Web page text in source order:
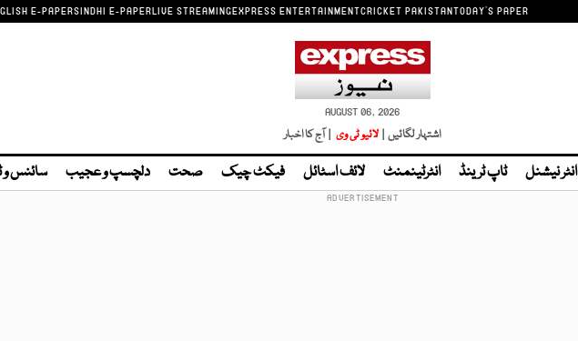
E-PAPERSINDHI E-PAPERLIVE STREAMINGEXPRESS ENTERTAINMENTCRICKET PAKISTANTODAY'S PAPER
AUGUST 06, 2026
اشتہار لگائیں | لائیو ٹی وی | آج کا اخبار
انٹر نیشنل ٹاپ ٹرینڈ انٹرٹینمنٹ لائف اسٹائل فیکٹ چیک صحت دلچسپ و عجیب سائنس و